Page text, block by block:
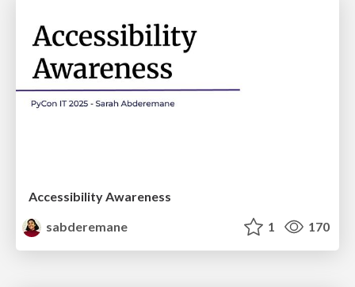
Accessibility Awareness
sabderemane
1 170